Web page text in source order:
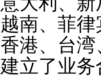
南、菲
港、台
立了业